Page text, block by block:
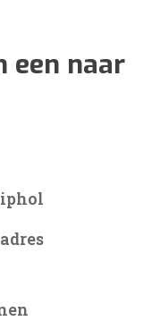
een naar